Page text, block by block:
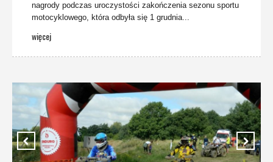
nagrody podczas uroczystości zakończenia sezonu sportu
motocyklowego, która odbyła się 1 grudnia...
więcej